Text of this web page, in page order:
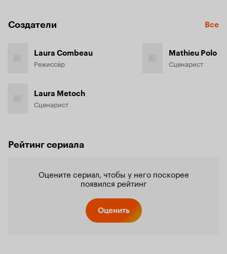
Создатели Все
Laura Combeau
Режиссёр
Laura Metoch
Сценарист
Mathieu Polo
Сценарист
Рейтинг сериала
Оцените сериал, чтобы у него поскорее
появился рейтинг
Оценить